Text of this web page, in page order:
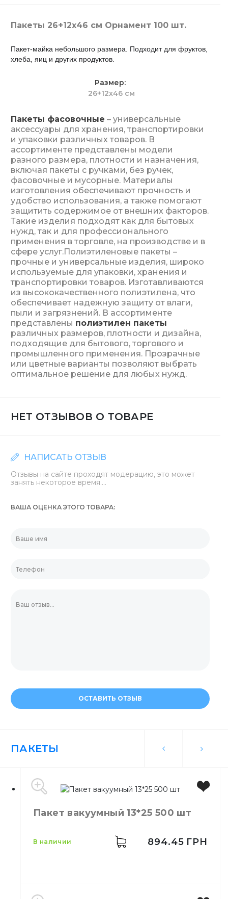
Пакеты 26+12х46 см Орнамент 100 шт.
Пакет-майка небольшого размера. Подходит для фруктов,
хлеба, яиц и других продуктов.
Размер
26+12х46 см
Пакеты фасовочные – универсальные
аксессуары для хранения, транспортировки
и упаковки различных товаров. В
ассортименте представлены модели
разного размера, плотности и назначения,
включая пакеты с ручками, без ручек,
фасовочные и мусорные. Материалы
изготовления обеспечивают прочность и
удобство использования, а также помогают
защитить содержимое от внешних факторов.
Такие изделия подходят как для бытовых
нужд, так и для профессионального
применения в торговле, на производстве и в
сфере услуг.Полиэтиленовые пакеты –
прочные и универсальные изделия, широко
используемые для упаковки, хранения и
транспортировки товаров. Изготавливаются
из высококачественного полиэтилена, что
обеспечивает надежную защиту от влаги,
пыли и загрязнений. В ассортименте
представлены полиэтилен пакеты
различных размеров, плотности и дизайна,
подходящие для бытового, торгового и
промышленного применения. Прозрачные
или цветные варианты позволяют выбрать
оптимальное решение для любых нужд.
НЕТ ОТЗЫВОВ О ТОВАРЕ
НАПИСАТЬ ОТЗЫВ
Отзывы на сайте проходят модерацию, это может
занять некоторое время....
ВАША ОЦЕНКА ЭТОГО ТОВАРА
ОСТАВИТЬ ОТЗЫВ
ПАКЕТЫ
Пакет вакуумный 13*25 500 шт
в наличии 894.45 ГРН